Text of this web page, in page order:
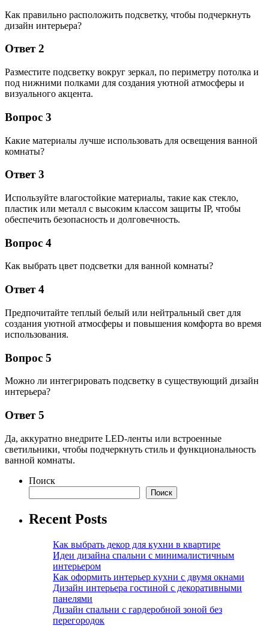
Как правильно расположить подсветку, чтобы подчеркнуть
дизайн интерьера?
Ответ 2
Разместите подсветку вокруг зеркал, по периметру потолка и
под нижними полками для создания уютной атмосферы и
визуального акцента.
Вопрос 3
Какие материалы лучше использовать для освещения ванной
комнаты?
Ответ 3
Используйте влагостойкие материалы, такие как стекло,
пластик или металл с высоким классом защиты IP, чтобы
обеспечить безопасность и долговечность.
Вопрос 4
Как выбрать цвет подсветки для ванной комнаты?
Ответ 4
Предпочитайте теплый белый или нейтральный свет для
создания уютной атмосферы и повышения комфорта во время
использования.
Вопрос 5
Можно ли интегрировать подсветку в существующий дизайн
интерьера?
Ответ 5
Да, аккуратно внедрите LED-ленты или встроенные
светильники, чтобы подчеркнуть стиль и функциональность
ванной комнаты.
Поиск
Поиск
Recent Posts
Как выбрать декор для кухни в квартире
Идеи дизайна спальни с минималистичным
интерьером
Как оформить интерьер кухни с двумя окнами
Дизайн интерьера гостиной с декоративными
панелями
Дизайн спальни с гардеробной зоной без
перегородок